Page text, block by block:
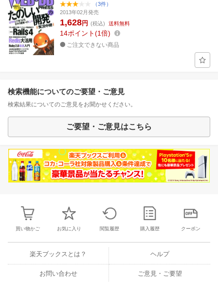
（3件）
2013年02月発売
1,628円 (税込) 送料無料
14ポイント 1倍
ご注文できない商品
検索機能についてのご要望・ご意見
検索結果についてのご意見をお聞かせください。
ご要望・ご意見はこちら
買い物かご お気に入り 閲覧履歴 購入履歴 クーポン
楽天ブックスとは？ ヘルプ
お問い合わせ ご意見・ご要望